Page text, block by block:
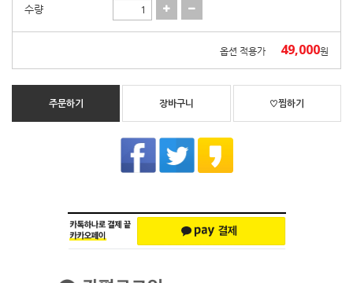
수량
옵션 적용가 49,000원
주문하기 장바구니 ♡찜하기